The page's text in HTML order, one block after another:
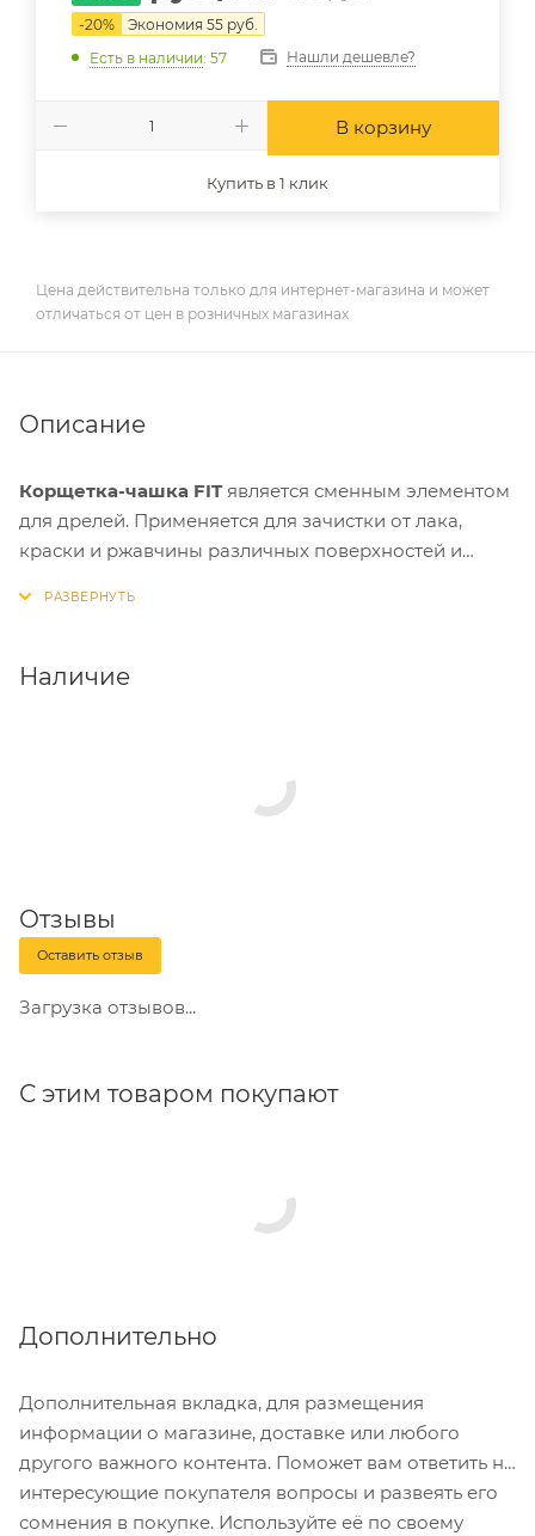
-20% Экономия 55 руб.
Есть в наличии: 57 Нашли дешевле?
В корзину
Купить в 1 клик
Цена действительна только для интернет-магазина и может
отличаться от цен в розничных магазинах
Описание
Корщетка-чашка FITявляется сменным элементом
для дрелей. Применяется для зачистки от лака,
краски и ржавчины различных поверхностей и
Наличие
Отзывы
Оставить отзыв
Загрузка отзывов...
С этим товаром покупают
Дополнительно
Дополнительная вкладка, для размещения
информации о магазине, доставке или любого
другого важного контента. Поможет вам ответить на
интересующие покупателя вопросы и развеять его
сомнения в покупке. Используйте её по своему